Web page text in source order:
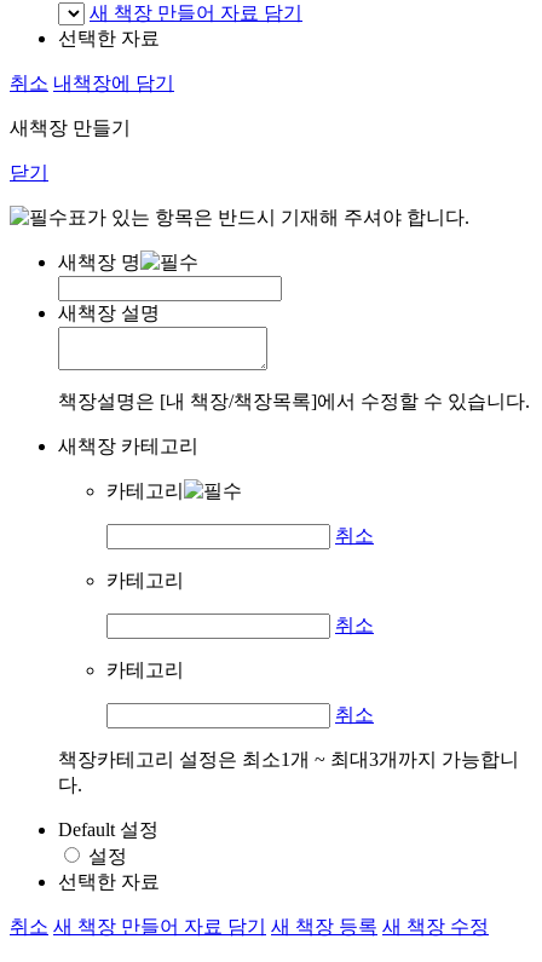
새 책장 만들어 자료 담기
선택한 자료
취소 내책장에 담기
새책장 만들기
닫기
표가 있는 항목은 반드시 기재해 주셔야 합니다.
새책장 명
새책장 설명
책장설명은 [내 책장/책장목록]에서 수정할 수 있습니다.
새책장 카테고리
카테고리
취소
카테고리
취소
카테고리
취소
책장카테고리 설정은 최소1개 ~ 최대3개까지 가능합니
다.
Default 설정
설정
선택한 자료
취소 새 책장 만들어 자료 담기 새 책장 등록 새 책장 수정